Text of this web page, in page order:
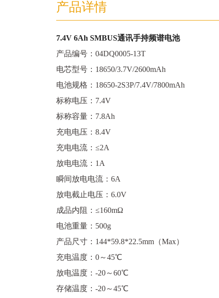
产品详情
7.4V 6Ah SMBUS通讯手持频谱电池
产品编号：04DQ0005-13T
电芯型号：18650/3.7V/2600mAh
电池规格：18650-2S3P/7.4V/7800mAh
标称电压：7.4V
标称容量：7.8Ah
充电电压：8.4V
充电电流：≤2A
放电电流：1A
瞬间放电电流：6A
放电截止电压：6.0V
成品内阻：≤160mΩ
电池重量：500g
产品尺寸：144*59.8*22.5mm（Max）
充电温度：0～45℃
放电温度：-20～60℃
存储温度：-20～45℃